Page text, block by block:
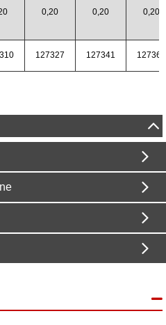
0,20 0,20 0,20
127327 127341 127365